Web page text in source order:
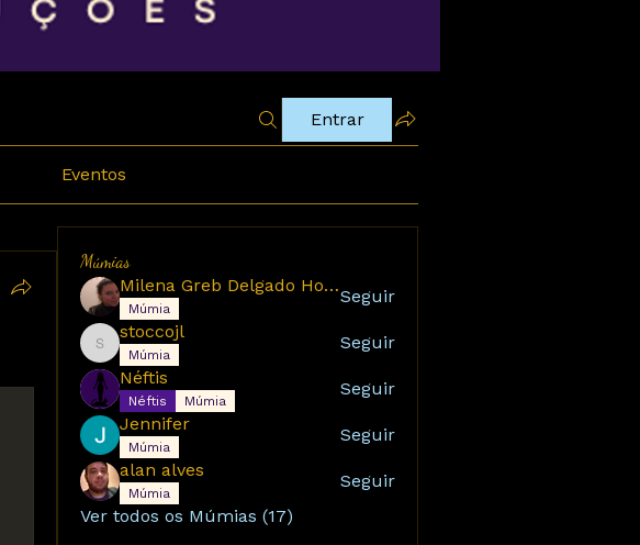
Entrar
Eventos
Múmias
Milena Greb Delgado Horita
Múmia
Seguir
stoccojl
stoccojl
Múmia
Seguir
Néftis
Néftis Múmia
Seguir
Jennifer
Múmia
Seguir
alan alves
Múmia
Seguir
Ver todos os Múmias (17)